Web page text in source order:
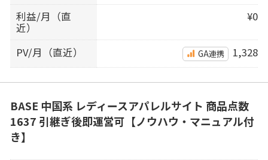
利益/月（直
近）
¥0
PV/月（直近） GA連携 1,328
BASE 中国系 レディースアパレルサイト 商品点数
1637 引継ぎ後即運営可【ノウハウ・マニュアル付
き】